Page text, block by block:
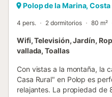
Polop de la Marina, Costa
4 pers. 2 dormitorios 80 m²
Wifi, Televisión, Jardín,
vallada, Toallas
Con vistas a la montaña, la
Casa Rural" en Polop es
relajantes. La propiedad de